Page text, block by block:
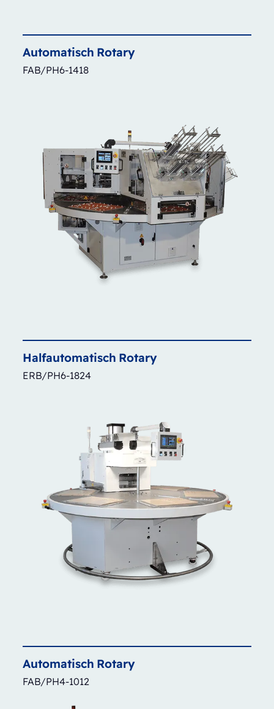
Automatisch Rotary
FAB/PH6-1418
Halfautomatisch Rotary
ERB/PH6-1824
Automatisch Rotary
FAB/PH4-1012